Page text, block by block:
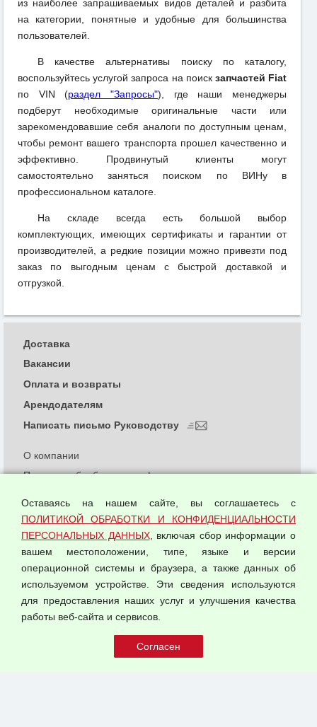
из наиболее запрашиваемых видов деталей и разбита
на категории, понятные и удобные для большинства
пользователей.
В качестве альтернативы поиску по каталогу,
воспользуйтесь услугой запроса на поиск запчастей Fiat
по VIN (раздел "Запросы"), где наши менеджеры
подберут необходимые оригинальные части или
зарекомендовавшие себя аналоги по доступным ценам,
чтобы ремонт вашего транспорта прошел качественно и
эффективно. Продвинутый клиенты могут
самостоятельно заняться поиском по ВИНу в
профессиональном каталоге.
На складе всегда есть большой выбор
комплектующих, имеющих сертификаты и гарантии от
производителей, а редкие позиции можно привезти под
заказ по выгодным ценам с быстрой доставкой и
отгрузкой.
© 2026 ООО "Феникс"
О компании
Политика обработки и конфиденциальности
Согласием на обработку персональных данных
Оферта оптовой купли-продажи
Публичная оферта
Доставка
Вакансии
Оплата и возвраты
Арендодателям
Написать письмо Руководству
Оставаясь на нашем сайте, вы соглашаетесь с
ПОЛИТИКОЙ ОБРАБОТКИ И КОНФИДЕНЦИАЛЬНОСТИ
ПЕРСОНАЛЬНЫХ ДАННЫХ, включая сбор информации о
вашем местоположении, типе, языке и версии
операционной системы и браузера, а также данных об
используемом устройстве. Эти сведения используются
для предоставления наших услуг и улучшения качества
работы веб-сайта и сервисов.